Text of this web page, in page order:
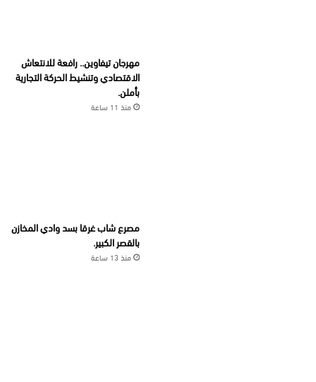
مهرجان تيفاوين.. رافعة للانتعاش
الاقتصادي وتنشيط الحركة التجارية
بأملن.
منذ 11 ساعة
مصرع شاب غرقا بسد وادي المخازن
بالقصر الكبير.
منذ 13 ساعة